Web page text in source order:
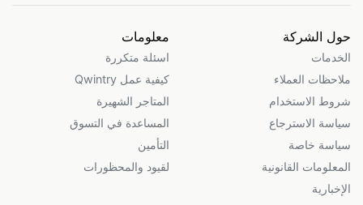
حول الشركة
الخدمات
ملاحظات العملاء
شروط الاستخدام
سياسة الاسترجاع
سياسة خاصة
المعلومات القانونية
الإخبارية
معلومات
اسئلة متكررة
كيفية عمل Qwintry
المتاجر الشهيرة
المساعدة في التسوق
التأمين
لقيود والمحظورات